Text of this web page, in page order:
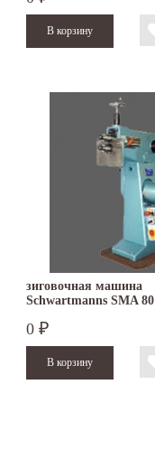
зиговочная машина
Schwartmanns SMA 80
0 ₽